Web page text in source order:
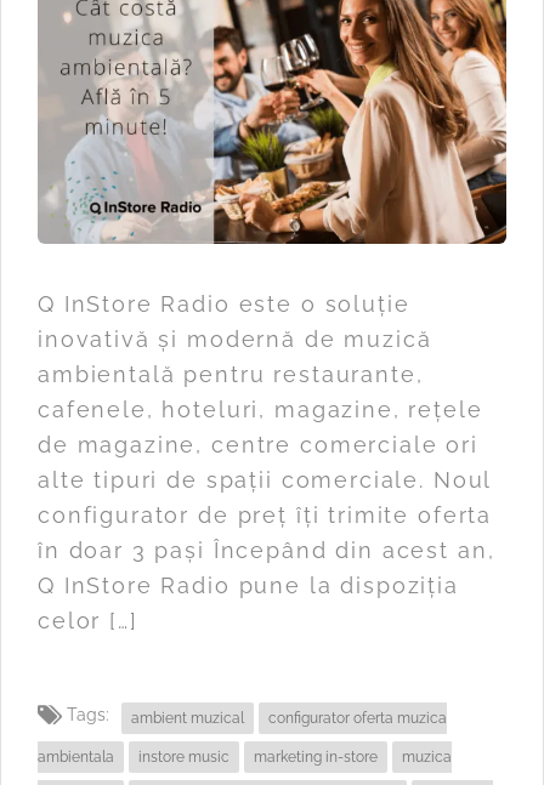
Q InStore Radio este o soluție
inovativă și modernă de muzică
ambientală pentru restaurante,
cafenele, hoteluri, magazine, rețele
de magazine, centre comerciale ori
alte tipuri de spații comerciale. Noul
configurator de preț îți trimite oferta
în doar 3 pași Începând din acest an,
Q InStore Radio pune la dispoziția
celor […]
Tags: ambient muzical configurator oferta muzica
ambientala instore music marketing in-store muzica